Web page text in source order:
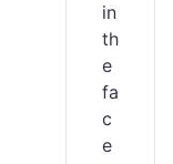
in
th
e
fa
c
e